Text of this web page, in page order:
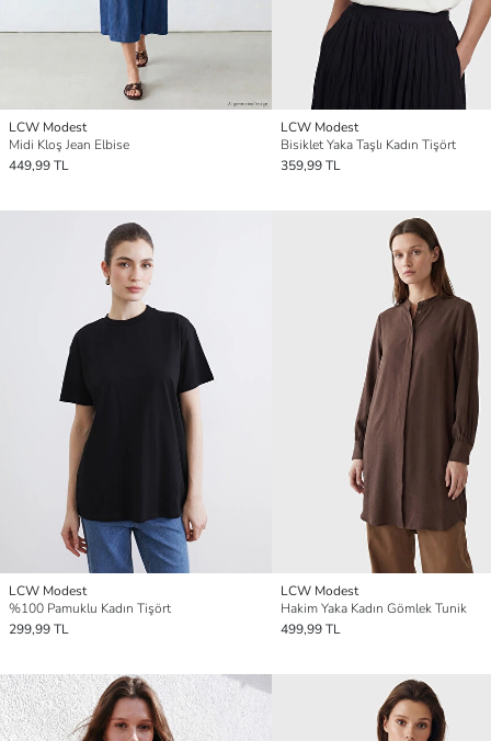
LCW Modest
Midi Kloş Jean Elbise
449,99 TL
LCW Modest
Bisiklet Yaka Taşlı Kadın Tişört
359,99 TL
LCW Modest
%100 Pamuklu Kadın Tişört
299,99 TL
LCW Modest
Hakim Yaka Kadın Gömlek Tunik
499,99 TL